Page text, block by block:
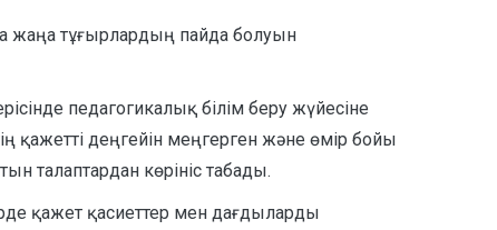
жаңа тұғырлардың пайда болуын
педагогикалық білім беру жүйесіне
қажетті деңгейін меңгерген және өмір бойы
талаптардан көрініс табады.
қажет қасиеттер мен дағдыларды